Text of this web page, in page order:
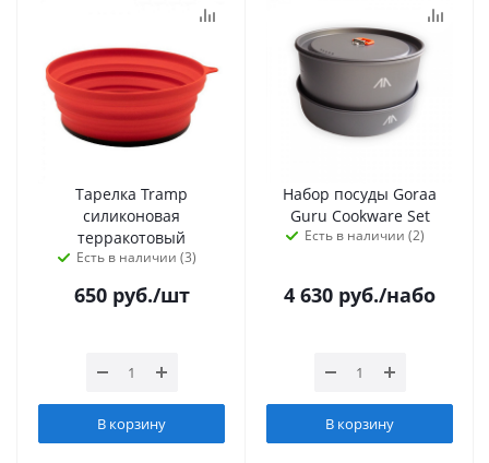
Тарелка Tramp
силиконовая
терракотовый
Есть в наличии (3)
650руб./шт
В корзину
Набор посуды Goraa
Guru Cookware Set
Есть в наличии (2)
4 630 руб./набо
В корзину